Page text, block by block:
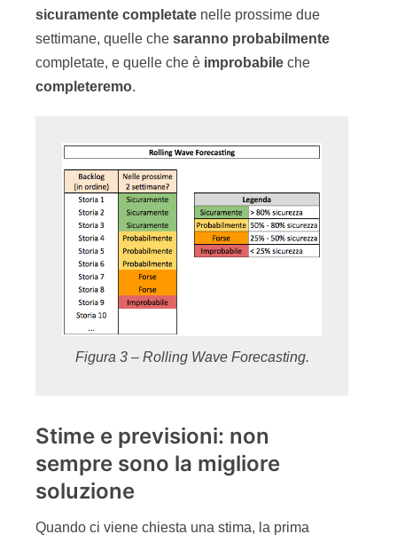
sicuramente completate nelle prossime due
settimane, quelle che saranno probabilmente
completate, e quelle che è improbabile che
completeremo.
Figura 3 – Rolling Wave Forecasting.
Stime e previsioni: non
sempre sono la migliore
soluzione
Quando ci viene chiesta una stima, la prima